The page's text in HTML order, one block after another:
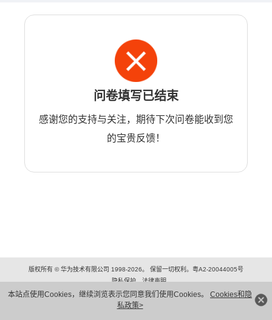
本站点使用Cookies，继续浏览表示您同意我们使用Cookies。 Cookies和隐
私政策>
问卷填写已结束
感谢您的支持与关注，期待下次问卷能收到您
的宝贵反馈！
版权所有 © 华为技术有限公司 1998-2026。 保留一切权利。粤A2-20044005号
隐私保护
法律声明